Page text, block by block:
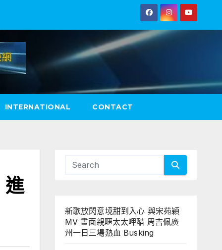
INTERNATIONAL CONTACT
進
新歌放閃意境甜到入心 與宋苑穎
MV 畫面親暱太太呷醋 周吉佩廣
州一日三場熱血 Busking